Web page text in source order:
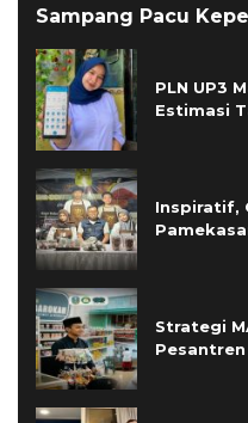
Sampang Pacu
PLN UP3
Estimasi
Inspiratif,
Strategi